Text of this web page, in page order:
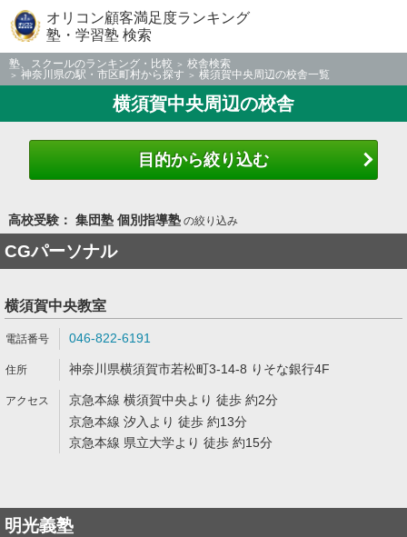
オリコン顧客満足度ランキング
塾・学習塾 検索
塾、スクールのランキング・比較
校舎検索
神奈川県の駅・市区町村から探す
横須賀中央周辺の校舎一覧
横須賀中央周辺の校舎
目的から絞り込む
高校受験： 集団塾 個別指導塾の絞り込み
CGパーソナル
横須賀中央教室
046-822-6191
神奈川県横須賀市若松町3-14-8 りそな銀行4F
京急本線 横須賀中央より 徒歩 約2分
京急本線 汐入より 徒歩 約13分
京急本線 県立大学より 徒歩 約15分
明光義塾